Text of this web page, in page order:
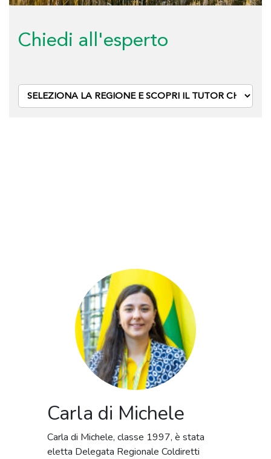
Chiedi all'esperto
Carla di Michele
Carla di Michele, classe 1997, è stata
eletta Delegata Regionale Coldiretti